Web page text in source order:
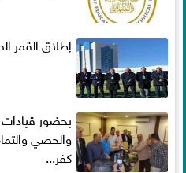
إطلاق القمر
بحضور
والحصي
كفر...